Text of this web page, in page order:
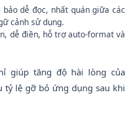
dễ đọc, nhất quán giữa các
cảnh sử dụng.
dễ điền, hỗ trợ auto-format và
giúp tăng độ hài lòng của
tỷ lệ gỡ bỏ ứng dụng sau khi